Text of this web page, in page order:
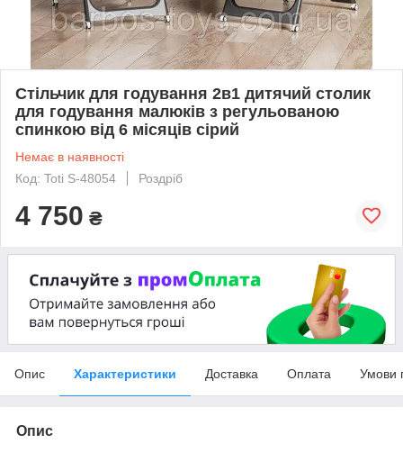
Стільчик для годування 2в1 дитячий столик
для годування малюків з регульованою
спинкою від 6 місяців сірий
Немає в наявності
Код: Toti S-48054
Роздріб
4 750 ₴
Опис Характеристики Доставка Оплата Умови
Опис